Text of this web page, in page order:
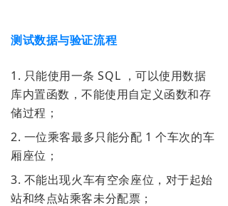
测试数据与验证流程
1. 只能使用一条 SQL ，可以使用数据
库内置函数，不能使用自定义函数和存
储过程；
2. 一位乘客最多只能分配 1 个车次的车
厢座位；
3. 不能出现火车有空余座位，对于起始
站和终点站乘客未分配票；